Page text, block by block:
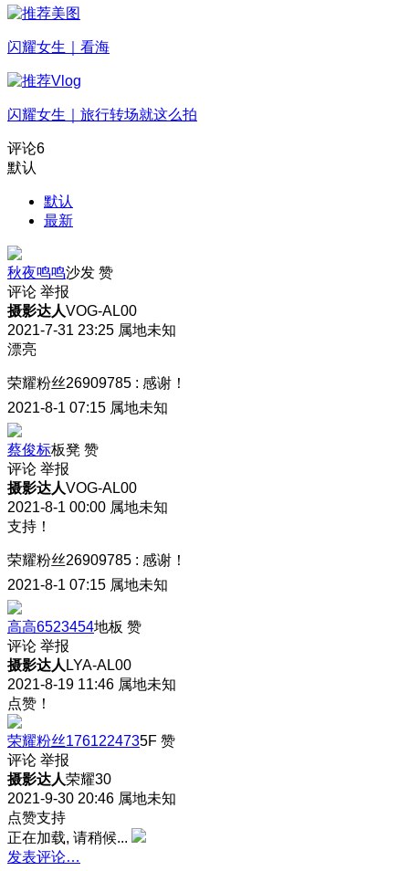
闪耀女生｜看海
闪耀女生｜旅行转场就这么拍
评论6
默认
默认
最新
秋夜鸣鸣沙发 赞
评论 举报
摄影达人VOG-AL00
2021-7-31 23:25 属地未知
漂亮
荣耀粉丝26909785 : 感谢！
2021-8-1 07:15 属地未知
蔡俊标板凳 赞
评论 举报
摄影达人VOG-AL00
2021-8-1 00:00 属地未知
支持！
荣耀粉丝26909785 : 感谢！
2021-8-1 07:15 属地未知
高高6523454地板 赞
评论 举报
摄影达人 LYA-AL00
2021-8-19 11:46 属地未知
点赞！
荣耀粉丝1761224735F 赞
评论 举报
摄影达人荣耀30
2021-9-30 20:46 属地未知
点赞支持
正在加载, 请稍候...
发表评论…